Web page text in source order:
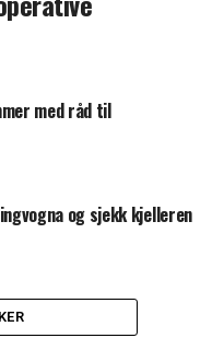
med råd til
og sjekk kjelleren